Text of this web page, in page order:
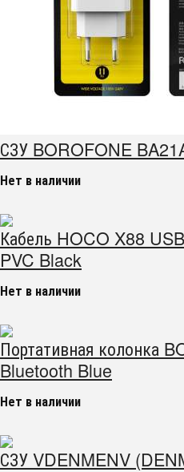
СЗУ BOROFONE
Нет в наличии
Кабель HOCO X88
PVC Black
Нет в наличии
Портативная колонка
Bluetooth Blue
Нет в наличии
СЗУ VDENMENV